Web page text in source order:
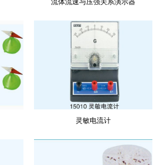
灵敏电流计